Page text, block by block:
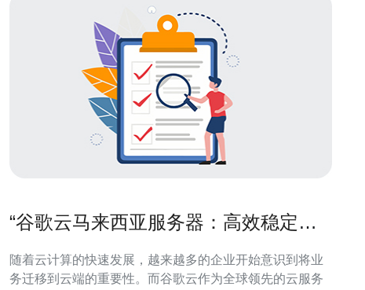
“谷歌云马来西亚服务器：高效稳定的
随着云计算的快速发展，越来越多的企业开始意识到将业
务迁移到云端的重要性。而谷歌云作为全球领先的云服务